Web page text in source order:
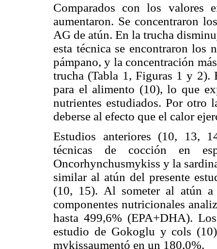
Comparados con los valores
aumentaron. Se concentraron
AG de atún. En la trucha
esta técnica se encontraron los
pámpano, y la concentración
trucha (Tabla 1, Figuras 1 y 2).
para el alimento (10), lo que
nutrientes estudiados. Por otro
deberse al efecto que el calor
Estudios anteriores (10, 13,
técnicas de cocción en
Oncorhynchusmykiss y la
similar al atún del presente
(10, 15). Al someter al atún
componentes nutricionales
hasta 499,6% (EPA+DHA).
estudio de Gokoglu y cols
mykissaumentó en un 180,0%.